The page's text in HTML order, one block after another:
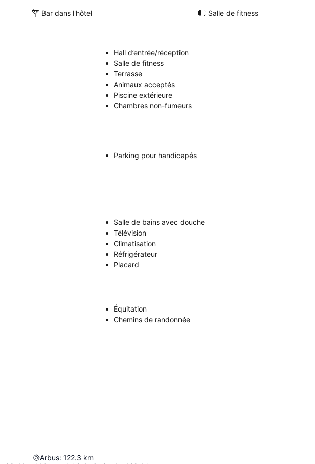
Bar dans l'hôtel
Salle de fitness
Hall d’entrée/réception
Salle de fitness
Terrasse
Animaux acceptés
Piscine extérieure
Chambres non-fumeurs
Parking pour handicapés
Salle de bains avec douche
Télévision
Climatisation
Réfrigérateur
Placard
Équitation
Chemins de randonnée
Arbus: 122.3 km